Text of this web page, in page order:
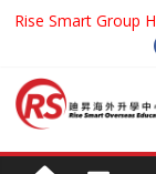
Rise Smart Group